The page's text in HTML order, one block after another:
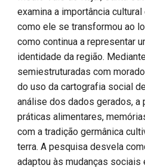
examina a importância
como ele se transformou ao
como continua a representar
identidade da região.
semiestruturadas com
do uso da cartografia social
análise dos dados gerados, a
práticas alimentares,
com a tradição germânica
terra. A pesquisa desvela
adaptou às mudanças sociais